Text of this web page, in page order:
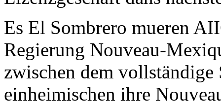
Es El Sombrero mueren
Regierung Nouveau-
zwischen dem
einheimischen ihre